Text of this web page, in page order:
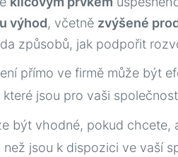
výhod, včetně zvýšené
způsobů, jak podpořit
přímo ve firmě může být
jsou pro vaši
být vhodné, pokud chcete,
jsou k dispozici ve vaší